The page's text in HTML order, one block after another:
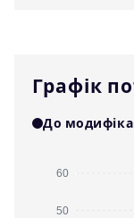
Графік
До
60
50